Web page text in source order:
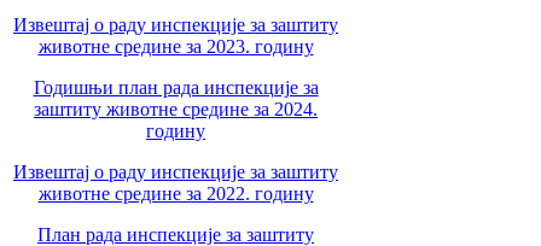
Извештај о раду инспекције за заштиту
животне средине за 2023. годину
Годишњи план рада инспекције за
заштиту животне средине за 2024.
годину
Извештај о раду инспекције за заштиту
животне средине за 2022. годину
План рада инспекције за заштиту